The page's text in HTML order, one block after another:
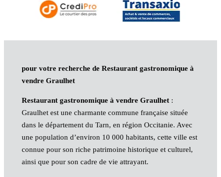
pour votre recherche de Restaurant gastronomique à
vendre Graulhet
Restaurant gastronomique à vendre Graulhet:
Graulhet est une charmante commune française située
dans le département du Tarn, en région Occitanie. Avec
une population d’environ 10 000 habitants, cette ville est
connue pour son riche patrimoine historique et culturel,
ainsi que pour son cadre de vie attrayant.